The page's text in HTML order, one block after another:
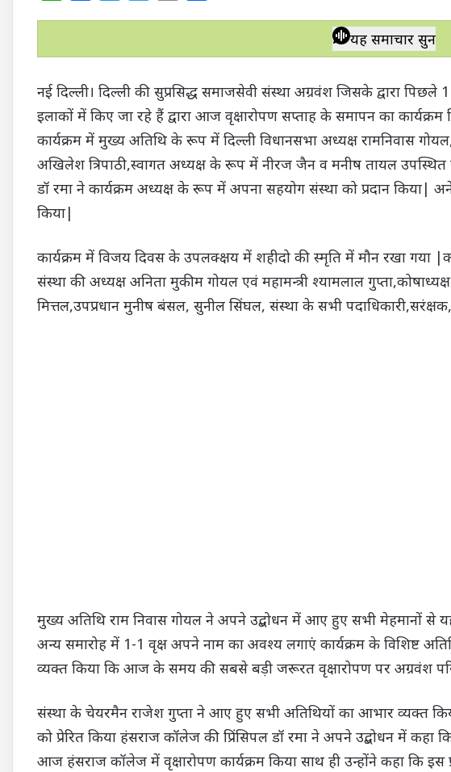
t
A
p
p
e
o
o
k
t
t
e
r
e
a
m
y
L
i
n
k
r
यह समाचार सुनें
नई दिल्ली। दिल्ली की सुप्रसिद्ध समाजसेवी संस्था अग्रवंश जिसके द्वारा पिछले
इलाकों में किए जा रहे हैं द्वारा आज वृक्षारोपण सप्ताह के समापन का
कार्यक्रम में मुख्य अतिथि के रूप में दिल्ली विधानसभा अध्यक्ष रामनिवास
अखिलेश त्रिपाठी,स्वागत अध्यक्ष के रूप में नीरज जैन व मनीष तायल उपस्थित
डॉ रमा ने कार्यक्रम अध्यक्ष के रूप में अपना सहयोग संस्था को प्रदान किया|
किया|
कार्यक्रम में विजय दिवस के उपलक्क्षय में शहीदो की स्मृति में मौन रखा गया
संस्था की अध्यक्ष अनिता मुकीम गोयल एवं महामन्त्री श्यामलाल
मित्तल,उपप्रधान मुनीष बंसल, सुनील सिंघल, संस्था के सभी
मुख्य अतिथि राम निवास गोयल ने अपने उद्बोधन में आए हुए सभी मेहमानों
अन्य समारोह में 1-1 वृक्ष अपने नाम का अवश्य लगाएं कार्यक्रम के विशिष्ट
व्यक्त किया कि आज के समय की सबसे बड़ी जरूरत वृक्षारोपण पर अग्रवंश
संस्था के चेयरमैन राजेश गुप्ता ने आए हुए सभी अतिथियों का आभार व्यक्त
को प्रेरित किया हंसराज कॉलेज की प्रिंसिपल डॉ रमा ने अपने उद्बोधन में कहा
आज हंसराज कॉलेज में वृक्षारोपण कार्यक्रम किया साथ ही उन्होंने कहा कि